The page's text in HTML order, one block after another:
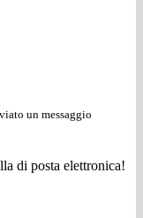
un messaggio
di posta elettronica!